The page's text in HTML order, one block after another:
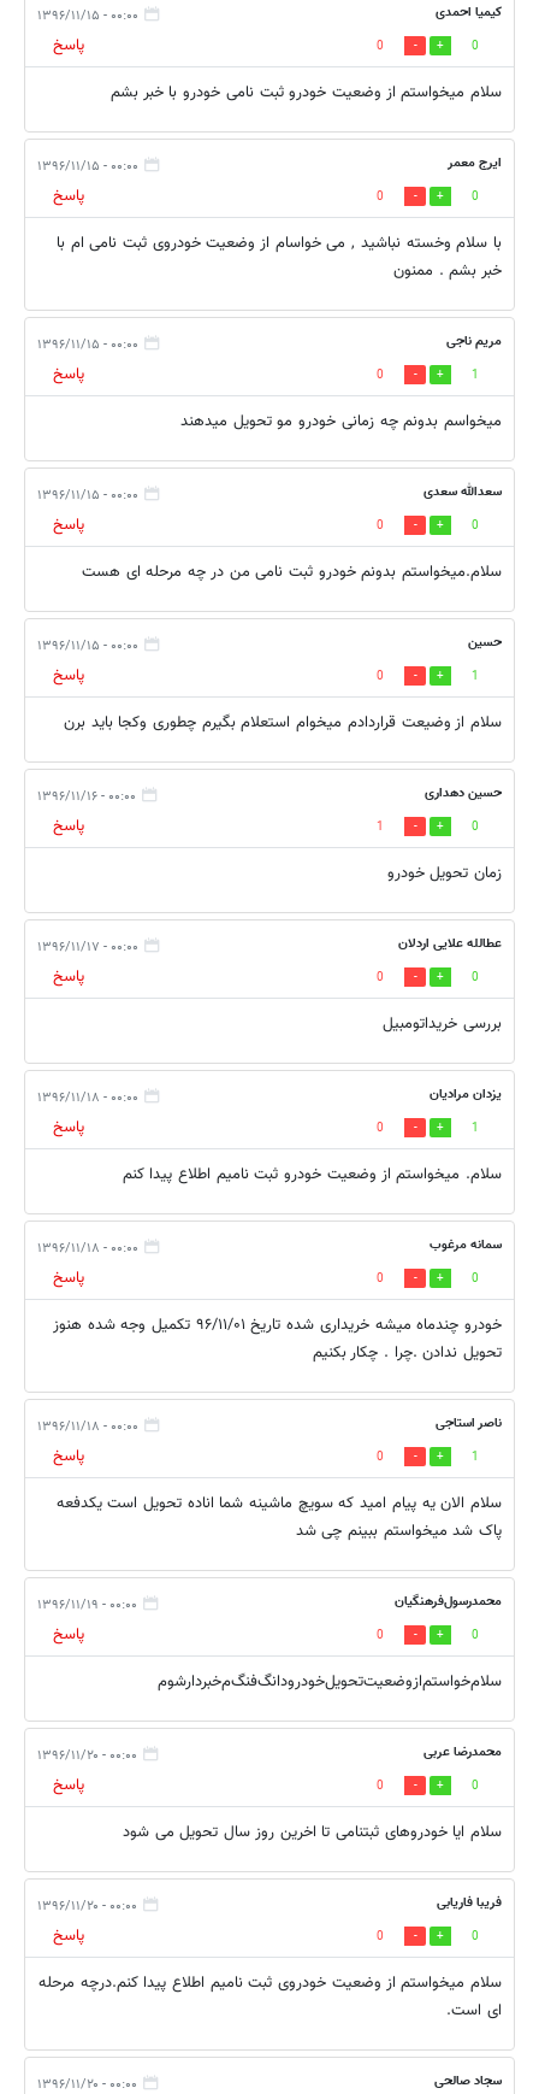
کیمیا احمدی ۰۰:۰۰ - ۱۳۹۶/۱۱/۱۵
0
0
پاسخ
سلام میخواستم از وضعیت خودرو ثبت نامی خودرو با خبر بشم
ایرج معمر ۰۰:۰۰ - ۱۳۹۶/۱۱/۱۵
0
0
پاسخ
با سلام وخسته نباشید , می خواسام از وضعیت خودروی ثبت نامی ام با
خبر بشم . ممنون
مریم ناجی ۰۰:۰۰ - ۱۳۹۶/۱۱/۱۵
1
0
پاسخ
میخواسم بدونم چه زمانی خودرو مو تحویل میدهند
سعدالله سعدی ۰۰:۰۰ - ۱۳۹۶/۱۱/۱۵
0
0
پاسخ
سلام.میخواستم بدونم خودرو ثبت نامی من در چه مرحله ای هست
حسین ۰۰:۰۰ - ۱۳۹۶/۱۱/۱۵
1
0
پاسخ
سلام از وضیعت قراردادم میخوام استعلام بگیرم چطوری وکجا باید برن
حسین دهداری ۰۰:۰۰ - ۱۳۹۶/۱۱/۱۶
0
1
پاسخ
زمان تحویل خودرو
عطالله علایی اردلان ۰۰:۰۰ - ۱۳۹۶/۱۱/۱۷
0
0
پاسخ
بررسی خریداتومبیل
یزدان مرادیان ۰۰:۰۰ - ۱۳۹۶/۱۱/۱۸
1
0
پاسخ
سلام. میخواستم از وضعیت خودرو ثبت نامیم اطلاع پیدا کنم
سمانه مرغوب ۰۰:۰۰ - ۱۳۹۶/۱۱/۱۸
0
0
پاسخ
خودرو چندماه میشه خریداری شده تاریخ ۹۶/۱۱/۰۱ تکمیل وجه شده هنوز
تحویل ندادن .چرا . چکار بکنیم
ناصر استاجی ۰۰:۰۰ - ۱۳۹۶/۱۱/۱۸
1
0
پاسخ
سلام الان یه پیام امید که سویچ ماشینه شما اناده تحویل است یکدفعه
پاک شد میخواستم ببینم چی شد
‌محمد‌رسول‌فرهنگیان ۰۰:۰۰ - ۱۳۹۶/۱۱/۱۹
0
0
پاسخ
سلام‌خواستم‌از‌وضعیت‌تحویل‌خودرو‌دانگ‌‌فنگ‌م‌خبر‌دار‌شوم
محمدرضا عربی ۰۰:۰۰ - ۱۳۹۶/۱۱/۲۰
0
0
پاسخ
سلام ایا خودروهای ثبتنامی تا اخرین روز سال تحویل می شود
فریبا فاریابی ۰۰:۰۰ - ۱۳۹۶/۱۱/۲۰
0
0
پاسخ
سلام میخواستم از وضعیت خودروی ثبت نامیم اطلاع پیدا کنم.درچه مرحله
ای است.
سجاد صالحی ۰۰:۰۰ - ۱۳۹۶/۱۱/۲۰